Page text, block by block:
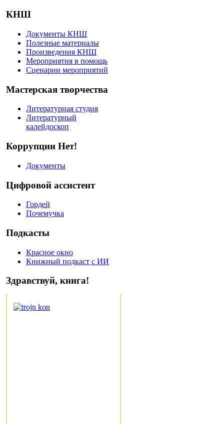
КНШ
Документы КНШ
Полезные материалы
Произведения КНШ
Мероприятия в помощь
Сценарии мероприятий
Мастерская творчества
Литературная студия
Литературный
калейдоскоп
Коррупции Нет!
Документы
Цифровой ассистент
Гордей
Почемучка
Подкасты
Красное окно
Книжный подкаст с ИИ
Здравствуй, книга!